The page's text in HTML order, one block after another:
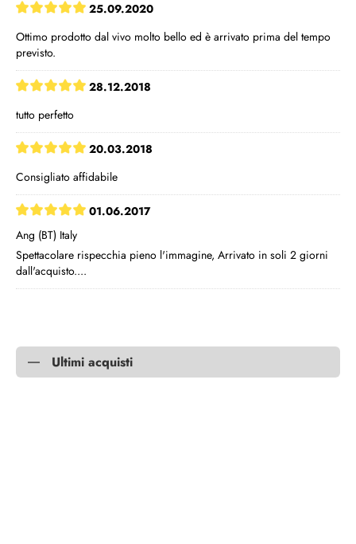
25.09.2020
Ottimo prodotto dal vivo molto bello ed è arrivato prima del tempo
previsto.
28.12.2018
tutto perfetto
20.03.2018
Consigliato affidabile
01.06.2017
Ang (BT) Italy
Spettacolare rispecchia pieno l'immagine, Arrivato in soli 2 giorni
dall'acquisto....
Ultimi acquisti